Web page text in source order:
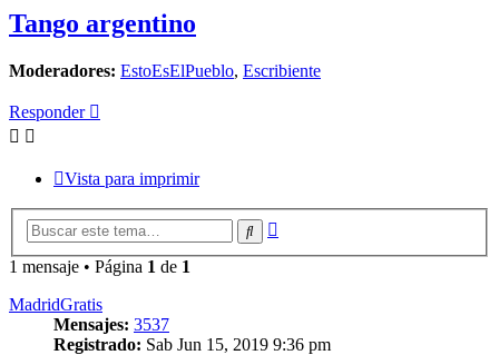
Tango argentino
Moderadores: EstoEsElPueblo, Escribiente
Responder
Vista para imprimir
Buscar
1 mensaje • Página 1 de 1
MadridGratis
Mensajes: 3537
Registrado: Sab Jun 15, 2019 9:36 pm